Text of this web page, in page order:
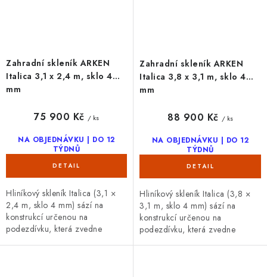
Zahradní skleník ARKEN
Italica 3,1 x 2,4 m, sklo 4
mm
NA OBJEDNÁVKU | DO 12
TÝDNŮ
75 900 Kč / ks
Hliníkový skleník Italica (3,1 ×
2,4 m, sklo 4 mm) sází na
konstrukcí určenou na
podezdívku, která zvedne
Zahradní skleník ARKEN
Italica 3,8 x 3,1 m, sklo 4
mm
NA OBJEDNÁVKU | DO 12
TÝDNŮ
88 900 Kč / ks
Hliníkový skleník Italica (3,8 ×
3,1 m, sklo 4 mm) sází na
konstrukcí určenou na
podezdívku, která zvedne